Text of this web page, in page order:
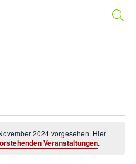
2024 vorgesehen. Hier
Veranstaltungen.